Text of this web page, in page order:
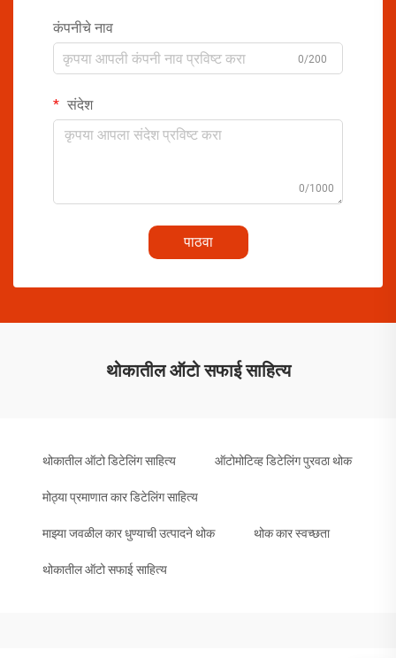
कंपनीचे नाव
0/200
संदेश
0/1000
पाठवा
थोकातील ऑटो सफाई साहित्य
थोकातील ऑटो डिटेलिंग साहित्य ऑटोमोटिव्ह डिटेलिंग पुरवठा थोक
मोठ्या प्रमाणात कार डिटेलिंग साहित्य
माझ्या जवळील कार धुण्याची उत्पादने थोक थोक कार स्वच्छता
थोकातील ऑटो सफाई साहित्य